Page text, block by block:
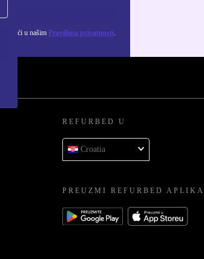
u našim Pravilima privatnosti.
REFURBED U
Croatia
PREUZMI REFURBED